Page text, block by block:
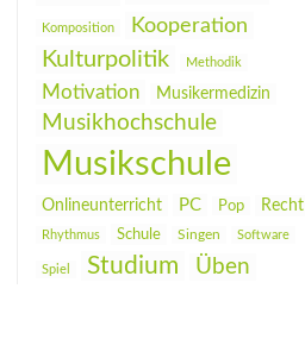
Komposition Kooperation
Kulturpolitik Methodik
Motivation Musikermedizin
Musikhochschule
Musikschule
Onlineunterricht PC Pop Recht
Rhythmus Schule Singen Software
Spiel Studium Üben